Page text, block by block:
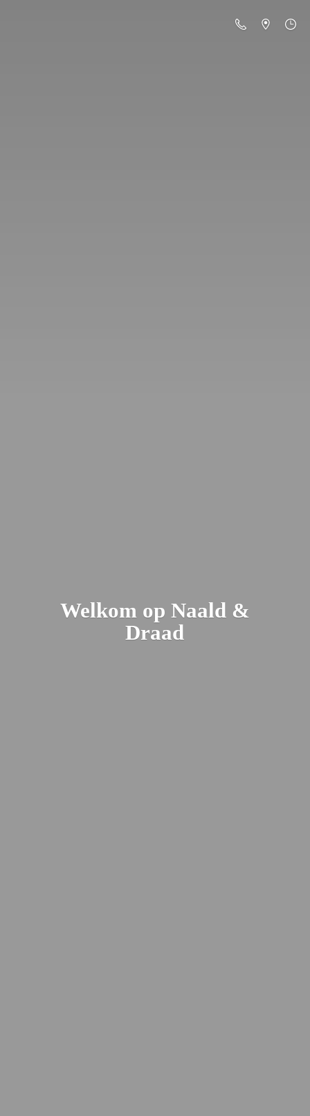
Welkom op Naald &
Draad